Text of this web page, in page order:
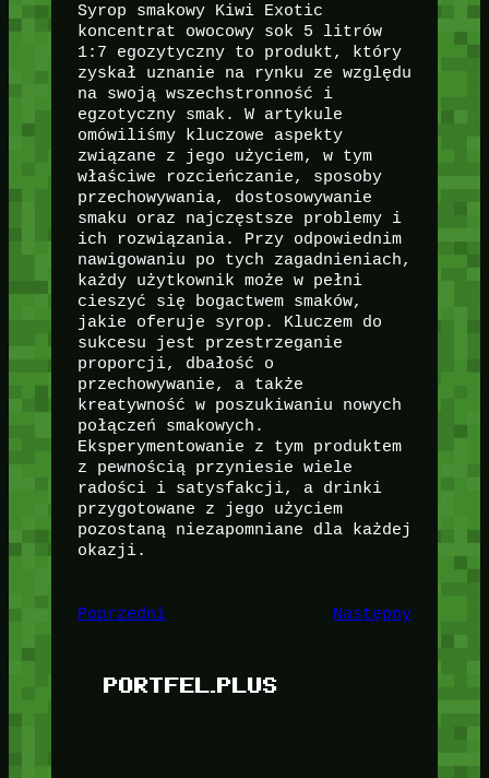
Syrop smakowy Kiwi Exotic
koncentrat owocowy sok 5 litrów
1:7 egozytyczny to produkt, który
zyskał uznanie na rynku ze względu
na swoją wszechstronność i
egzotyczny smak. W artykule
omówiliśmy kluczowe aspekty
związane z jego użyciem, w tym
właściwe rozcieńczanie, sposoby
przechowywania, dostosowywanie
smaku oraz najczęstsze problemy i
ich rozwiązania. Przy odpowiednim
nawigowaniu po tych zagadnieniach,
każdy użytkownik może w pełni
cieszyć się bogactwem smaków,
jakie oferuje syrop. Kluczem do
sukcesu jest przestrzeganie
proporcji, dbałość o
przechowywanie, a także
kreatywność w poszukiwaniu nowych
połączeń smakowych.
Eksperymentowanie z tym produktem
z pewnością przyniesie wiele
radości i satysfakcji, a drinki
przygotowane z jego użyciem
pozostaną niezapomniane dla każdej
okazji.
Poprzedni Następny
PORTFEL.PLUS